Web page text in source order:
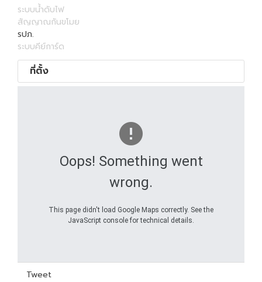
ระบบน้ำดับไฟ
สัญญาณกันขโมย
รปภ.
ระบบคีย์การ์ด
ที่ตั้ง
Oops! Something went
wrong.
This page didn't load Google Maps correctly. See the
JavaScript console for technical details.
Tweet